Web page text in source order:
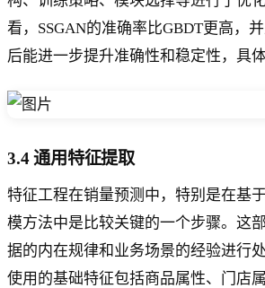
看，SSGAN的准确率比GBDT更高，
后能进一步提升准确性和稳定性，具体
3.4 通用特征提取
特征工程在销量预测中，特别是在基
模方法中是比较关键的一个步骤。这
据的内在规律和业务场景的经验进行
使用的基础特征包括商品属性、门店